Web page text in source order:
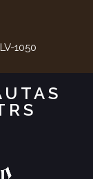
1050